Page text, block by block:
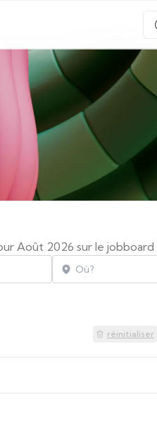
Août 2026 sur le jobboard
Localisation
réinitialiser